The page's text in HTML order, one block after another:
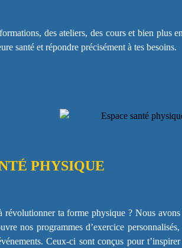
des ateliers, des cours et bien plus
santé et répondre précisément à tes besoins.
PHYSIQUE
révolutionner ta forme physique ? Nous
nos programmes d’exercice
Ceux-ci sont conçus pour